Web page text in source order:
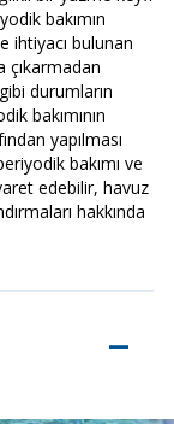
bakımın
ihtiyacı bulunan
çıkarmadan
durumların
bakımının
yapılması
bakımı ve
edebilir, havuz
hakkında
–